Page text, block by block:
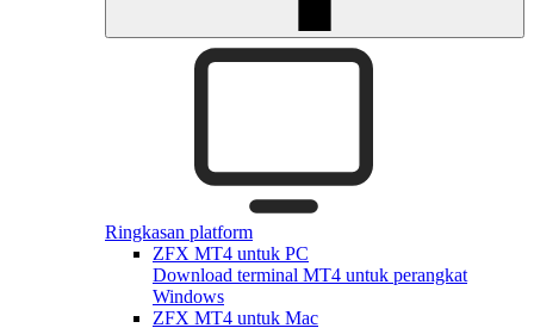
Ringkasan platform
ZFX MT4 untuk PC
Download terminal MT4 untuk perangkat
Windows
ZFX MT4 untuk Mac